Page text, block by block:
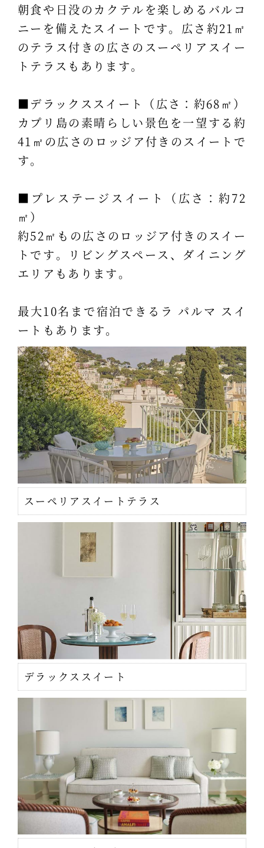
朝食や日没のカクテルを楽しめるバルコ
ニーを備えたスイートです。広さ約21㎡
のテラス付きの広さのスーペリアスイー
トテラスもあります。
■デラックススイート（広さ：約68㎡）
カプリ島の素晴らしい景色を一望する約
41㎡の広さのロッジア付きのスイートで
す。
■プレステージスイート（広さ：約72
㎡）
約52㎡もの広さのロッジア付きのスイー
トです。リビングスペース、ダイニング
エリアもあります。
最大10名まで宿泊できるラ パルマ スイ
ートもあります。
スーペリアスイートテラス
デラックススイート